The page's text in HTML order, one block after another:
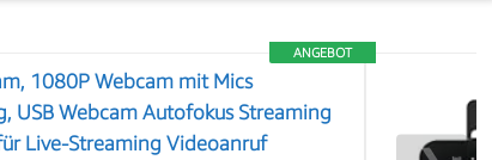
ANGEBOT
1080P Webcam mit Mics
USB Webcam Autofokus Streaming
Live-Streaming Videoanruf